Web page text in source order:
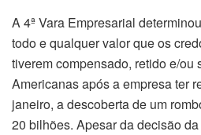
A 4ª Vara Empresarial
todo e qualquer valor que os
tiverem compensado, retido e/ou
Americanas após a empresa ter
janeiro, a descoberta de um
20 bilhões. Apesar da decisão